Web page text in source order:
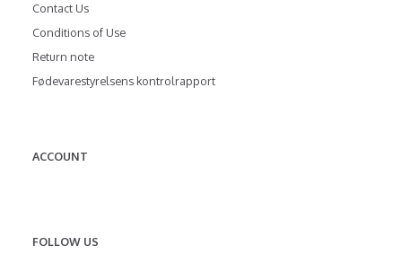
Contact Us
Conditions of Use
Return note
Fødevarestyrelsens kontrolrapport
ACCOUNT
FOLLOW US